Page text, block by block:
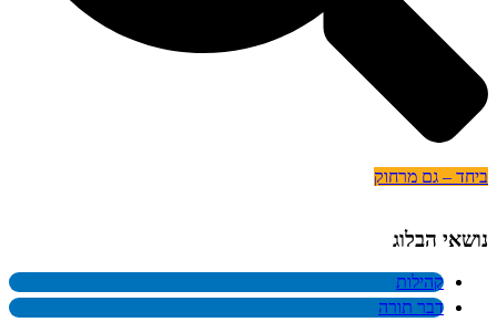
ביחד – גם מרחוק
נושאי הבלוג
קהילות
דבר תורה